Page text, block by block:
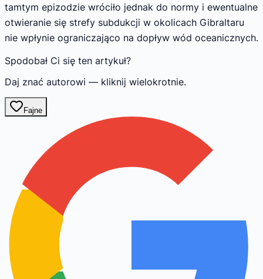
tamtym epizodzie wróciło jednak do normy i ewentualne
otwieranie się strefy subdukcji w okolicach Gibraltaru
nie wpłynie ograniczająco na dopływ wód oceanicznych.
Spodobał Ci się ten artykuł?
Daj znać autorowi — kliknij wielokrotnie.
Fajne